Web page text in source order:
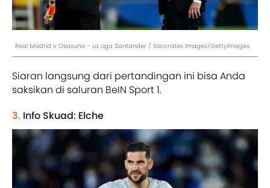
Real Madrid v Osasuna - La Liga Santander / Soccrates Images/GettyImages
Siaran langsung dari pertandingan ini bisa Anda
saksikan di saluran BeIN Sport 1.
3. Info Skuad: Elche